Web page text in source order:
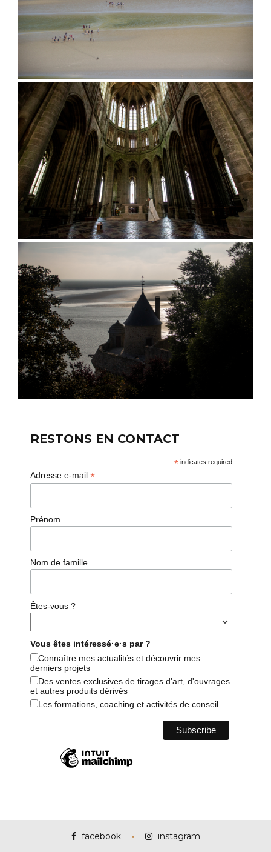
RESTONS EN CONTACT
* indicates required
Adresse e-mail *
Prénom
Nom de famille
Êtes-vous ?
Vous êtes intéressé·e·s par ?
Connaître mes actualités et découvrir mes
derniers projets
Des ventes exclusives de tirages d'art, d'ouvrages
et autres produits dérivés
Les formations, coaching et activités de conseil
facebook instagram